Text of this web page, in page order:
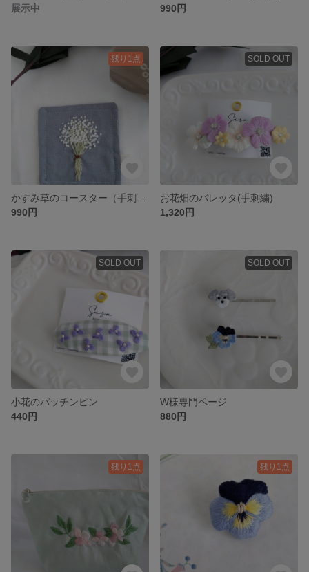
展示中
990円
残り1点
990円
SOLD OUT
お花畑のバレッタ(手刺繍)
1,320円
SOLD OUT
小花のパッチンピン
440円
SOLD OUT
W様専門ページ
880円
残り1点 残り1点